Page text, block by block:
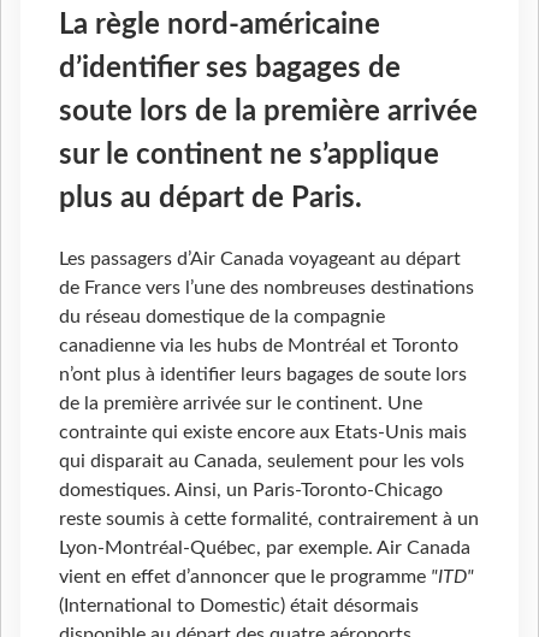
La règle nord-américaine
d’identifier ses bagages de
soute lors de la première arrivée
sur le continent ne s’applique
plus au départ de Paris.
Les passagers d’Air Canada voyageant au départ
de France vers l’une des nombreuses destinations
du réseau domestique de la compagnie
canadienne via les hubs de Montréal et Toronto
n’ont plus à identifier leurs bagages de soute lors
de la première arrivée sur le continent. Une
contrainte qui existe encore aux Etats-Unis mais
qui disparait au Canada, seulement pour les vols
domestiques. Ainsi, un Paris-Toronto-Chicago
reste soumis à cette formalité, contrairement à un
Lyon-Montréal-Québec, par exemple. Air Canada
vient en effet d’annoncer que le programme "ITD"
(International to Domestic) était désormais